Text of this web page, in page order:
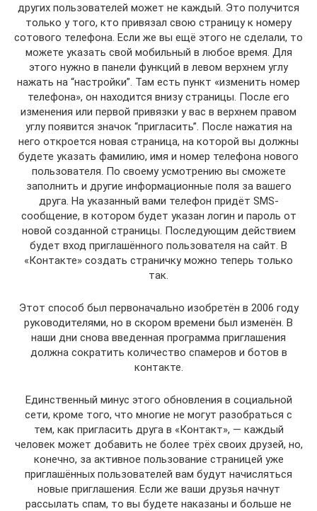
других пользователей может не каждый. Это получится
только у того, кто привязал свою страницу к номеру
сотового телефона. Если же вы ещё этого не сделали, то
можете указать свой мобильный в любое время. Для
этого нужно в панели функций в левом верхнем углу
нажать на “настройки”. Там есть пункт «изменить номер
телефона», он находится внизу страницы. После его
изменения или первой привязки у вас в верхнем правом
углу появится значок “пригласить”. После нажатия на
него откроется новая страница, на которой вы должны
будете указать фамилию, имя и номер телефона нового
пользователя. По своему усмотрению вы сможете
заполнить и другие информационные поля за вашего
друга. На указанный вами телефон придёт SMS-
сообщение, в котором будет указан логин и пароль от
новой созданной страницы. Последующим действием
будет вход приглашённого пользователя на сайт. В
«Контакте» создать страничку можно теперь только
так.
Этот способ был первоначально изобретён в 2006 году
руководителями, но в скором времени был изменён. В
наши дни снова введенная программа приглашения
должна сократить количество спамеров и ботов в
контакте.
Единственный минус этого обновления в социальной
сети, кроме того, что многие не могут разобраться с
тем, как пригласить друга в «Контакт», — каждый
человек может добавить не более трёх своих друзей, но,
конечно, за активное пользование страницей уже
приглашённых пользователей вам будут начисляться
новые приглашения. Если же ваши друзья начнут
рассылать спам, то вы будете наказаны и больше не